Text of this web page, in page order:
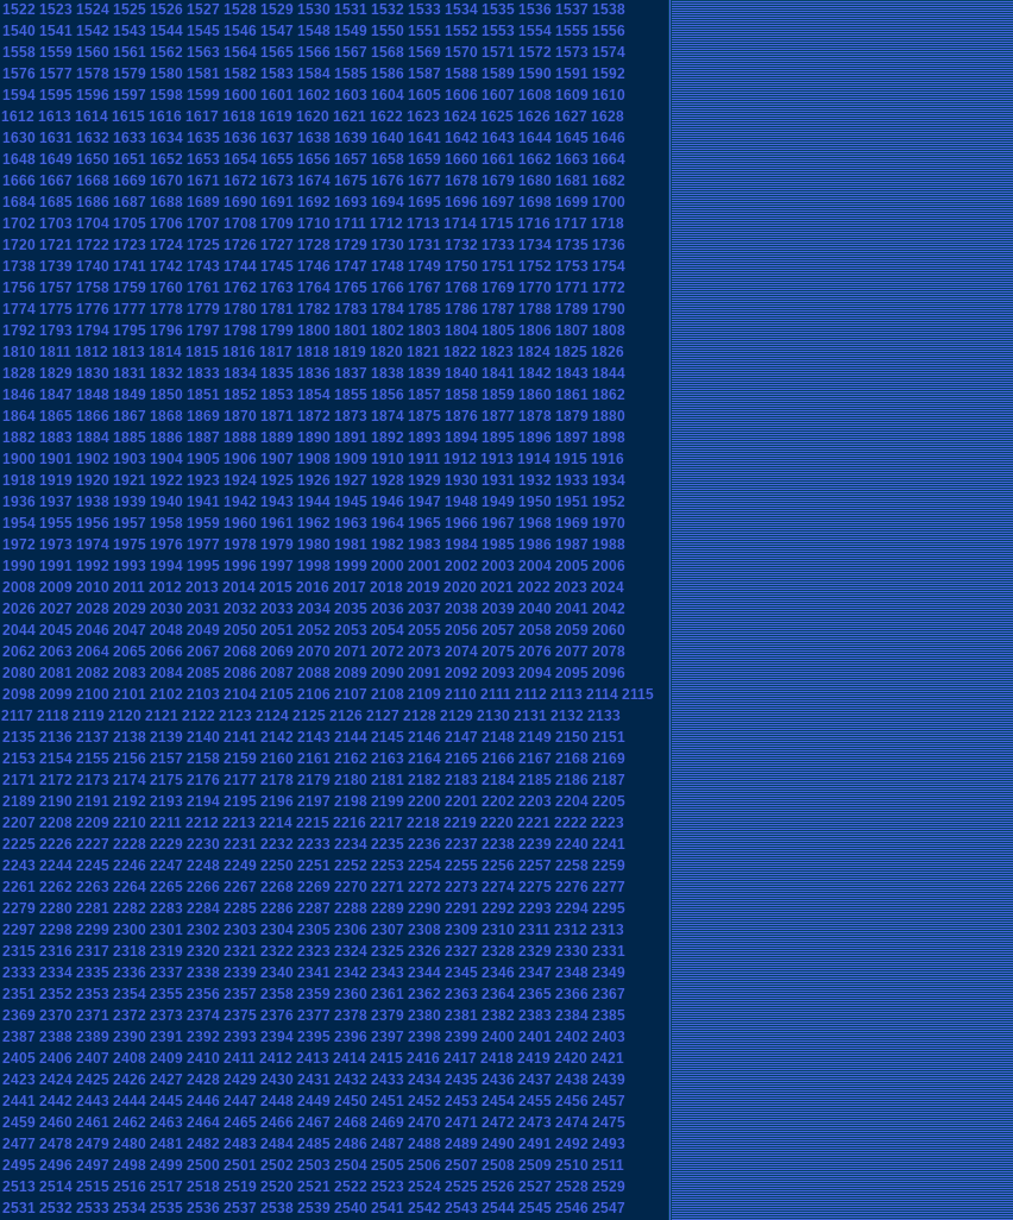
1522 1523 1524 1525 1526 1527 1528 1529 1530 1531 1532 1533 1534 1535 1536 1537 1538
1540 1541 1542 1543 1544 1545 1546 1547 1548 1549 1550 1551 1552 1553 1554 1555 1556
1558 1559 1560 1561 1562 1563 1564 1565 1566 1567 1568 1569 1570 1571 1572 1573 1574
1576 1577 1578 1579 1580 1581 1582 1583 1584 1585 1586 1587 1588 1589 1590 1591 1592
1594 1595 1596 1597 1598 1599 1600 1601 1602 1603 1604 1605 1606 1607 1608 1609 1610
1612 1613 1614 1615 1616 1617 1618 1619 1620 1621 1622 1623 1624 1625 1626 1627 1628
1630 1631 1632 1633 1634 1635 1636 1637 1638 1639 1640 1641 1642 1643 1644 1645 1646
1648 1649 1650 1651 1652 1653 1654 1655 1656 1657 1658 1659 1660 1661 1662 1663 1664
1666 1667 1668 1669 1670 1671 1672 1673 1674 1675 1676 1677 1678 1679 1680 1681 1682
1684 1685 1686 1687 1688 1689 1690 1691 1692 1693 1694 1695 1696 1697 1698 1699 1700
1702 1703 1704 1705 1706 1707 1708 1709 1710 1711 1712 1713 1714 1715 1716 1717 1718
1720 1721 1722 1723 1724 1725 1726 1727 1728 1729 1730 1731 1732 1733 1734 1735 1736
1738 1739 1740 1741 1742 1743 1744 1745 1746 1747 1748 1749 1750 1751 1752 1753 1754
1756 1757 1758 1759 1760 1761 1762 1763 1764 1765 1766 1767 1768 1769 1770 1771 1772
1774 1775 1776 1777 1778 1779 1780 1781 1782 1783 1784 1785 1786 1787 1788 1789 1790
1792 1793 1794 1795 1796 1797 1798 1799 1800 1801 1802 1803 1804 1805 1806 1807 1808
1810 1811 1812 1813 1814 1815 1816 1817 1818 1819 1820 1821 1822 1823 1824 1825 1826
1828 1829 1830 1831 1832 1833 1834 1835 1836 1837 1838 1839 1840 1841 1842 1843 1844
1846 1847 1848 1849 1850 1851 1852 1853 1854 1855 1856 1857 1858 1859 1860 1861 1862
1864 1865 1866 1867 1868 1869 1870 1871 1872 1873 1874 1875 1876 1877 1878 1879 1880
1882 1883 1884 1885 1886 1887 1888 1889 1890 1891 1892 1893 1894 1895 1896 1897 1898
1900 1901 1902 1903 1904 1905 1906 1907 1908 1909 1910 1911 1912 1913 1914 1915 1916
1918 1919 1920 1921 1922 1923 1924 1925 1926 1927 1928 1929 1930 1931 1932 1933 1934
1936 1937 1938 1939 1940 1941 1942 1943 1944 1945 1946 1947 1948 1949 1950 1951 1952
1954 1955 1956 1957 1958 1959 1960 1961 1962 1963 1964 1965 1966 1967 1968 1969 1970
1972 1973 1974 1975 1976 1977 1978 1979 1980 1981 1982 1983 1984 1985 1986 1987 1988
1990 1991 1992 1993 1994 1995 1996 1997 1998 1999 2000 2001 2002 2003 2004 2005 2006
2008 2009 2010 2011 2012 2013 2014 2015 2016 2017 2018 2019 2020 2021 2022 2023 2024
2026 2027 2028 2029 2030 2031 2032 2033 2034 2035 2036 2037 2038 2039 2040 2041 2042
2044 2045 2046 2047 2048 2049 2050 2051 2052 2053 2054 2055 2056 2057 2058 2059 2060
2062 2063 2064 2065 2066 2067 2068 2069 2070 2071 2072 2073 2074 2075 2076 2077 2078
2080 2081 2082 2083 2084 2085 2086 2087 2088 2089 2090 2091 2092 2093 2094 2095 2096
2098 2099 2100 2101 2102 2103 2104 2105 2106 2107 2108 2109 2110 2111 2112 2113 2114 2115
2117 2118 2119 2120 2121 2122 2123 2124 2125 2126 2127 2128 2129 2130 2131 2132 2133
2135 2136 2137 2138 2139 2140 2141 2142 2143 2144 2145 2146 2147 2148 2149 2150 2151
2153 2154 2155 2156 2157 2158 2159 2160 2161 2162 2163 2164 2165 2166 2167 2168 2169
2171 2172 2173 2174 2175 2176 2177 2178 2179 2180 2181 2182 2183 2184 2185 2186 2187
2189 2190 2191 2192 2193 2194 2195 2196 2197 2198 2199 2200 2201 2202 2203 2204 2205
2207 2208 2209 2210 2211 2212 2213 2214 2215 2216 2217 2218 2219 2220 2221 2222 2223
2225 2226 2227 2228 2229 2230 2231 2232 2233 2234 2235 2236 2237 2238 2239 2240 2241
2243 2244 2245 2246 2247 2248 2249 2250 2251 2252 2253 2254 2255 2256 2257 2258 2259
2261 2262 2263 2264 2265 2266 2267 2268 2269 2270 2271 2272 2273 2274 2275 2276 2277
2279 2280 2281 2282 2283 2284 2285 2286 2287 2288 2289 2290 2291 2292 2293 2294 2295
2297 2298 2299 2300 2301 2302 2303 2304 2305 2306 2307 2308 2309 2310 2311 2312 2313
2315 2316 2317 2318 2319 2320 2321 2322 2323 2324 2325 2326 2327 2328 2329 2330 2331
2333 2334 2335 2336 2337 2338 2339 2340 2341 2342 2343 2344 2345 2346 2347 2348 2349
2351 2352 2353 2354 2355 2356 2357 2358 2359 2360 2361 2362 2363 2364 2365 2366 2367
2369 2370 2371 2372 2373 2374 2375 2376 2377 2378 2379 2380 2381 2382 2383 2384 2385
2387 2388 2389 2390 2391 2392 2393 2394 2395 2396 2397 2398 2399 2400 2401 2402 2403
2405 2406 2407 2408 2409 2410 2411 2412 2413 2414 2415 2416 2417 2418 2419 2420 2421
2423 2424 2425 2426 2427 2428 2429 2430 2431 2432 2433 2434 2435 2436 2437 2438 2439
2441 2442 2443 2444 2445 2446 2447 2448 2449 2450 2451 2452 2453 2454 2455 2456 2457
2459 2460 2461 2462 2463 2464 2465 2466 2467 2468 2469 2470 2471 2472 2473 2474 2475
2477 2478 2479 2480 2481 2482 2483 2484 2485 2486 2487 2488 2489 2490 2491 2492 2493
2495 2496 2497 2498 2499 2500 2501 2502 2503 2504 2505 2506 2507 2508 2509 2510 2511
2513 2514 2515 2516 2517 2518 2519 2520 2521 2522 2523 2524 2525 2526 2527 2528 2529
2531 2532 2533 2534 2535 2536 2537 2538 2539 2540 2541 2542 2543 2544 2545 2546 2547